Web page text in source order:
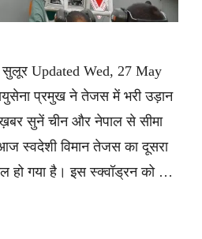
Updated Wed, 27 May
प्रमुख ने तेजस में भरी उड़ान
सुनें चीन और नेपाल से सीमा
स्वदेशी विमान तेजस का दूसरा
हो गया है। इस स्क्वॉड्रन को …